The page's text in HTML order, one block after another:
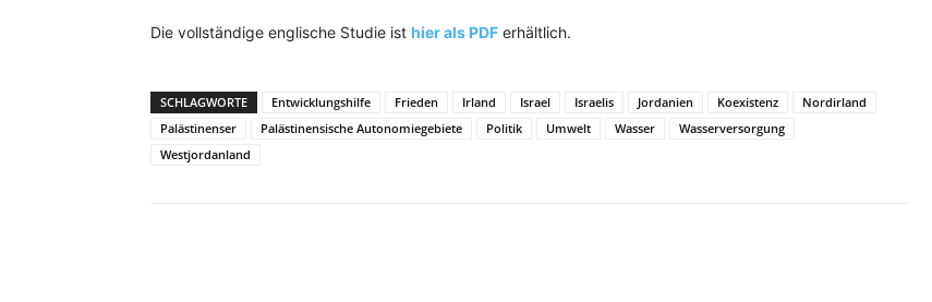
Die vollständige englische Studie ist hier als PDF erhältlich.
SCHLAGWORTE Entwicklungshilfe Frieden Irland Israel Israelis Jordanien Koexistenz
Nordirland
Palästinenser
Palästinensische Autonomiegebiete Politik Umwelt Wasser
Wasserversorgung
Westjordanland